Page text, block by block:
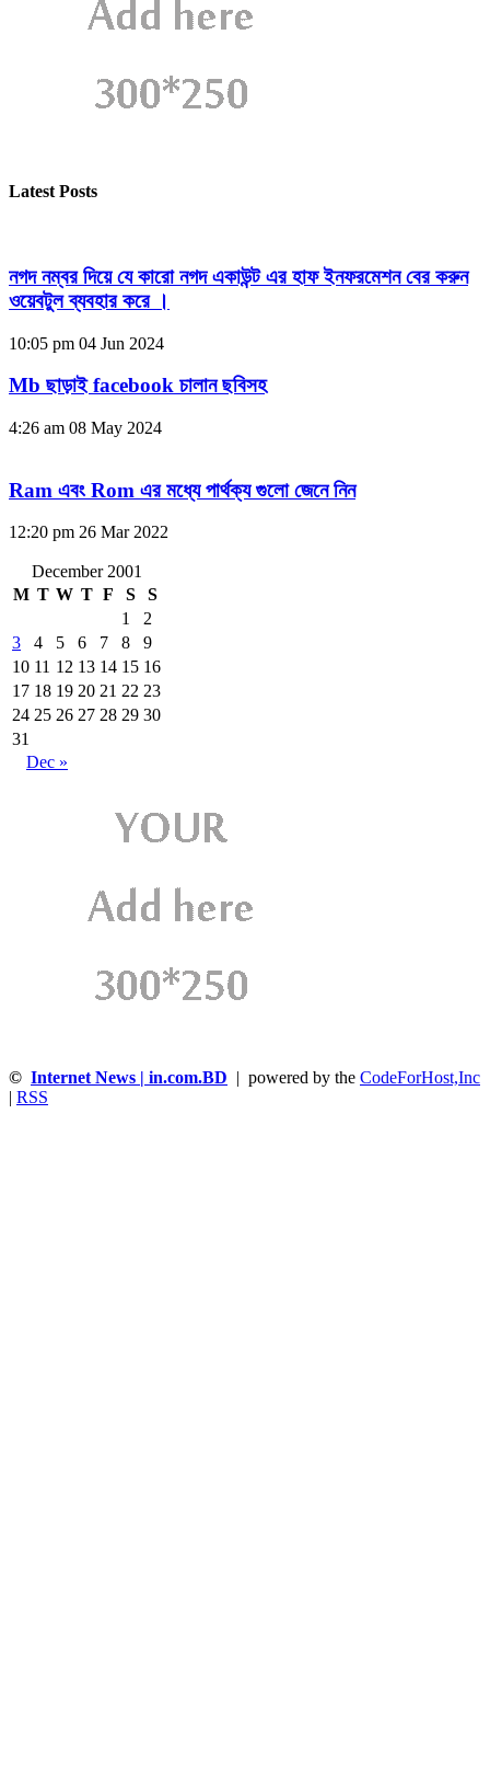
Latest Posts
নগদ নম্বর দিয়ে যে কারো নগদ একাউন্ট এর হাফ ইনফরমেশন বের করুন
ওয়েবটুল ব্যবহার করে ।
10:05 pm 04 Jun 2024
Mb ছাড়াই facebook চালান ছবিসহ
4:26 am 08 May 2024
Ram এবং Rom এর মধ্যে পার্থক্য গুলো জেনে নিন
12:20 pm 26 Mar 2022
December 2001
M T W T F S
S
1
2
3
4 5 6 7 8
9
10 11 12 13 14 15 16
17 18 19 20 21 22 23
24 25 26 27 28 29 30
31
Dec »
© Internet News | in.com.BD | powered by the CodeForHost,Inc
RSS